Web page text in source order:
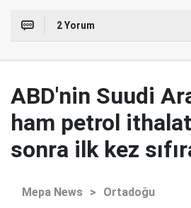
2 Yorum
ABD'nin Suudi
ham petrol
sonra ilk kez
Mepa News > Ortadoğu